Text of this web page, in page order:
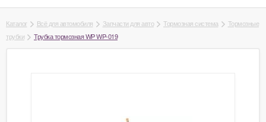
Каталог Всё для автомобиля Запчасти для авто Тормозная система
Тормозные
трубки
Трубка тормозная WP WP-019